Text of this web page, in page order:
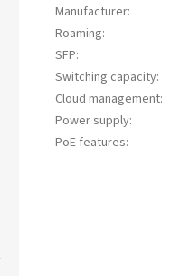
Manufacturer:
Roaming:
SFP:
Switching capacity:
Cloud management:
Power supply:
PoE features: